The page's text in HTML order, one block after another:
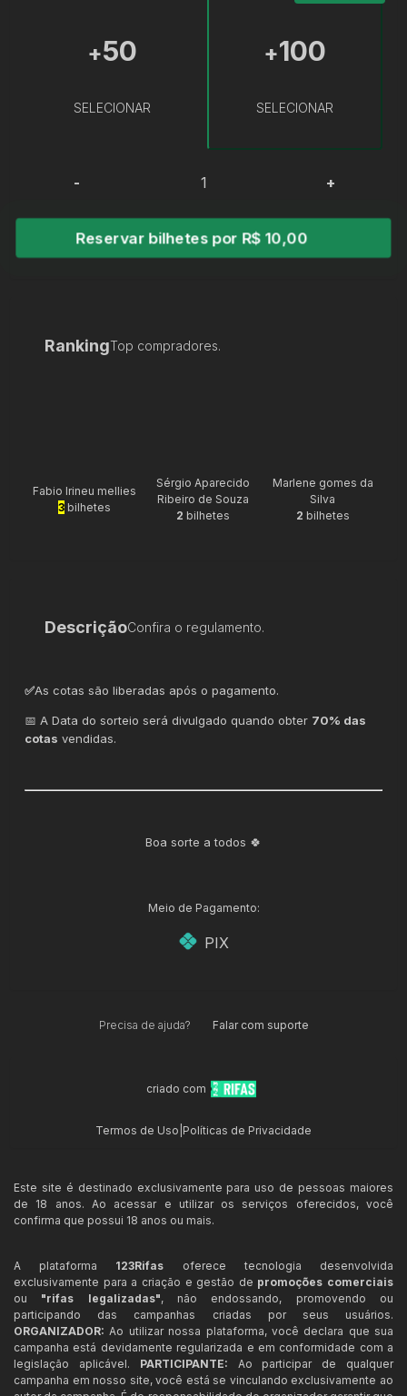
+50
SELECIONAR
+100
SELECIONAR
- +
Reservar bilhetes por R$ 10,00
RankingTop compradores.
Fabio Irineu mellies
3bilhetes
Sérgio Aparecido
Ribeiro de Souza
2 bilhetes
Marlene gomes da
Silva
2 bilhetes
DescriçãoConfira o regulamento.
✅As cotas são liberadas após o pagamento.
📅 A Data do sorteio será divulgado quando obter 70% das
cotas vendidas.
Boa sorte a todos 🍀
Meio de Pagamento:
PIX
Precisa de ajuda? Falar com suporte
criado com
Termos de Uso Políticas de Privacidade
Este site é destinado exclusivamente para uso de pessoas maiores
de 18 anos. Ao acessar e utilizar os serviços oferecidos, você
confirma que possui 18 anos ou mais.
A plataforma 123Rifas oferece tecnologia desenvolvida
exclusivamente para a criação e gestão de promoções comerciais
ou "rifas legalizadas", não endossando, promovendo ou
participando das campanhas criadas por seus usuários.
ORGANIZADOR: Ao utilizar nossa plataforma, você declara que sua
campanha está devidamente regularizada e em conformidade com a
legislação aplicável. PARTICIPANTE: Ao participar de qualquer
campanha em nosso site, você está se vinculando exclusivamente ao